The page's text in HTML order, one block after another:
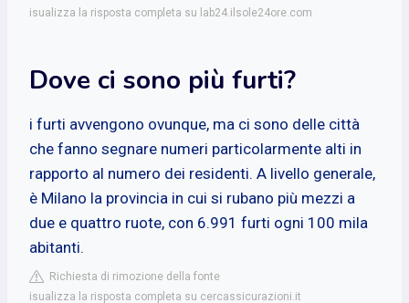
isualizza la risposta completa su lab24.ilsole24ore.com
Dove ci sono più furti?
i furti avvengono ovunque, ma ci sono delle città
che fanno segnare numeri particolarmente alti in
rapporto al numero dei residenti. A livello generale,
è Milano la provincia in cui si rubano più mezzi a
due e quattro ruote, con 6.991 furti ogni 100 mila
abitanti.
Richiesta di rimozione della fonte
isualizza la risposta completa su cercassicurazioni.it